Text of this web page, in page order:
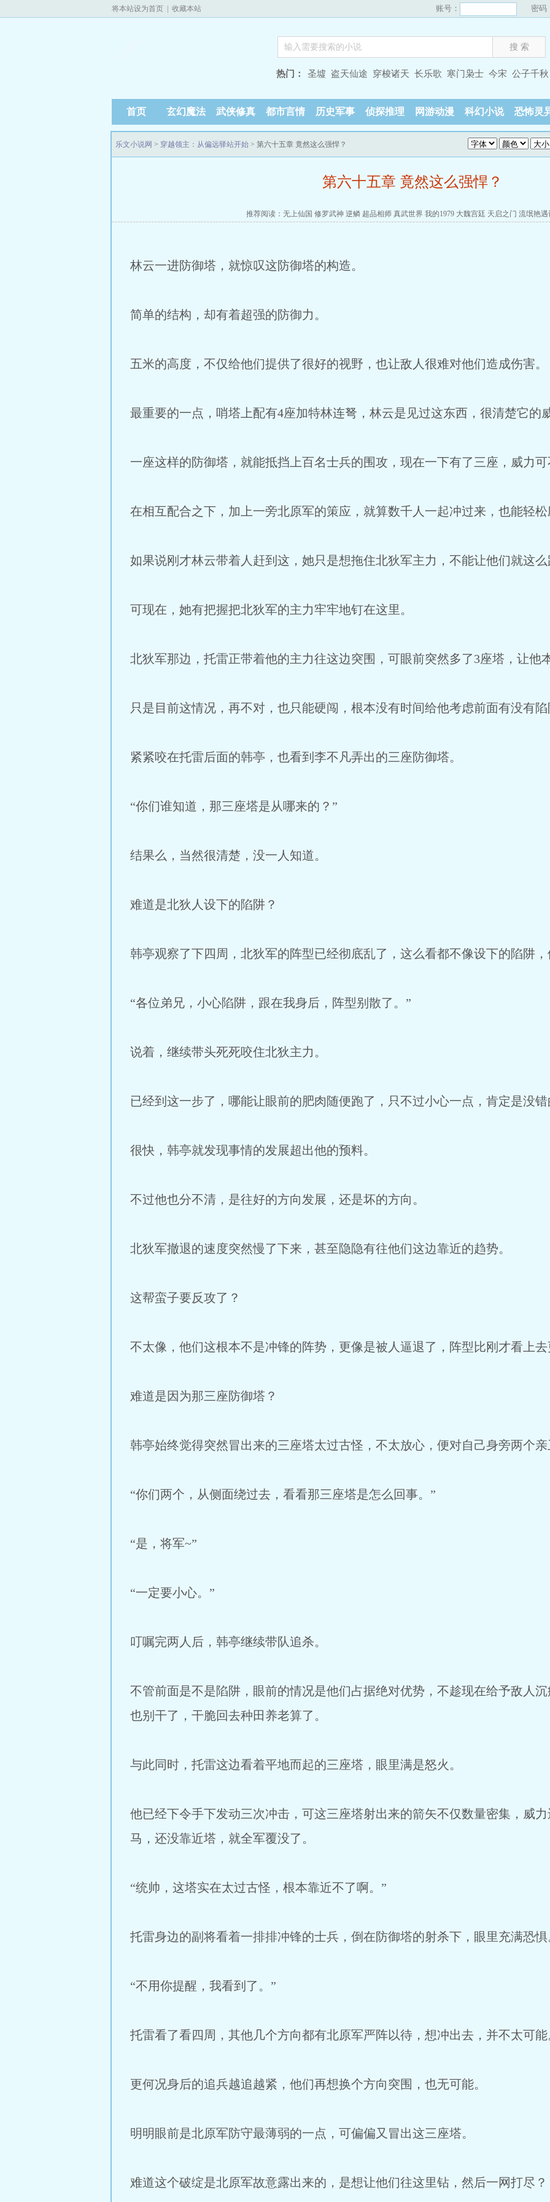
将本站设为首页 收藏本站 账号： 密码
热门： 圣墟 盗天仙途 穿梭诸天 长乐歌 寒门枭士 今宋 公子千秋
首页 玄幻魔法 武侠修真 都市言情 历史军事 侦探推理 网游动漫 科幻小说 恐怖灵
乐文小说网 > 穿越领主：从偏远驿站开始 > 第六十五章 竟然这么强悍？
第六十五章 竟然这么强悍？
推荐阅读： 无上仙国 修罗武神 逆鳞 超品相师 真武世界 我的1979 大魏宫廷 天启之门 流氓艳遇
林云一进防御塔，就惊叹这防御塔的构造。
简单的结构，却有着超强的防御力。
五米的高度，不仅给他们提供了很好的视野，也让敌人很难对他们造成伤害。
最重要的一点，哨塔上配有4座加特林连弩，林云是见过这东西，很清楚它的
一座这样的防御塔，就能抵挡上百名士兵的围攻，现在一下有了三座，威力
在相互配合之下，加上一旁北原军的策应，就算数千人一起冲过来，也能轻
如果说刚才林云带着人赶到这，她只是想拖住北狄军主力，不能让他们就这
可现在，她有把握把北狄军的主力牢牢地钉在这里。
北狄军那边，托雷正带着他的主力往这边突围，可眼前突然多了3座塔，让他
只是目前这情况，再不对，也只能硬闯，根本没有时间给他考虑前面有没有
紧紧咬在托雷后面的韩亭，也看到李不凡弄出的三座防御塔。
“你们谁知道，那三座塔是从哪来的？”
结果么，当然很清楚，没一人知道。
难道是北狄人设下的陷阱？
韩亭观察了下四周，北狄军的阵型已经彻底乱了，这么看都不像设下的陷阱
“各位弟兄，小心陷阱，跟在我身后，阵型别散了。”
说着，继续带头死死咬住北狄主力。
已经到这一步了，哪能让眼前的肥肉随便跑了，只不过小心一点，肯定是没
很快，韩亭就发现事情的发展超出他的预料。
不过他也分不清，是往好的方向发展，还是坏的方向。
北狄军撤退的速度突然慢了下来，甚至隐隐有往他们这边靠近的趋势。
这帮蛮子要反攻了？
不太像，他们这根本不是冲锋的阵势，更像是被人逼退了，阵型比刚才看上
难道是因为那三座防御塔？
韩亭始终觉得突然冒出来的三座塔太过古怪，不太放心，便对自己身旁两个
“你们两个，从侧面绕过去，看看那三座塔是怎么回事。”
“是，将军~”
“一定要小心。”
叮嘱完两人后，韩亭继续带队追杀。
不管前面是不是陷阱，眼前的情况是他们占据绝对优势，不趁现在给予敌人
也别干了，干脆回去种田养老算了。
与此同时，托雷这边看着平地而起的三座塔，眼里满是怒火。
他已经下令手下发动三次冲击，可这三座塔射出来的箭矢不仅数量密集，威
马，还没靠近塔，就全军覆没了。
“统帅，这塔实在太过古怪，根本靠近不了啊。”
托雷身边的副将看着一排排冲锋的士兵，倒在防御塔的射杀下，眼里充满恐惧
“不用你提醒，我看到了。”
托雷看了看四周，其他几个方向都有北原军严阵以待，想冲出去，并不太可能
更何况身后的追兵越追越紧，他们再想换个方向突围，也无可能。
明明眼前是北原军防守最薄弱的一点，可偏偏又冒出这三座塔。
难道这个破绽是北原军故意露出来的，是想让他们往这里钻，然后一网打尽？